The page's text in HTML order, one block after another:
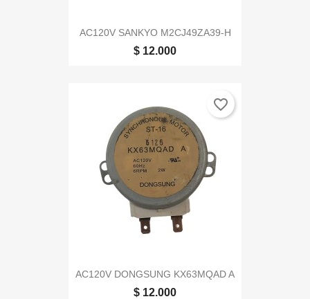
AC120V SANKYO M2CJ49ZA39-H
$ 12.000
AC120V DONGSUNG KX63MQAD A
$ 12.000
favorite_border